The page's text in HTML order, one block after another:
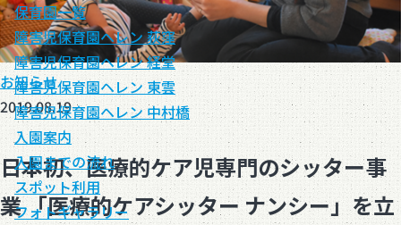
保育園一覧
障害児保育園ヘレン 荻窪
障害児保育園ヘレン 経堂
障害児保育園ヘレン 東雲
障害児保育園ヘレン 中村橋
入園案内
入園までの流れ
スポット利用
フォトギャラリー
お知らせ
2019.08.19
日本初、医療的ケア児専門のシッター事
業 「医療的ケアシッター ナンシー」を立